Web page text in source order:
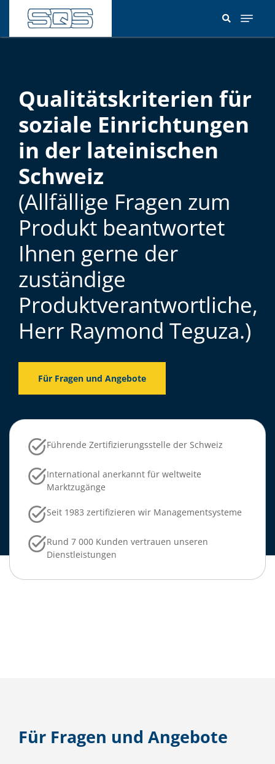
Inhalt
Qualitätskriterien für
soziale Einrichtungen
in der lateinischen
Schweiz
(Allfällige Fragen zum
Produkt beantwortet
Ihnen gerne der
zuständige
Produktverantwortliche,
Herr Raymond Teguza.)
Für Fragen und Angebote
Führende Zertifizierungsstelle der Schweiz
International anerkannt für weltweite
Marktzugänge
Seit 1983 zertifizieren wir Managementsysteme
Rund 7 000 Kunden vertrauen unseren
Dienstleistungen
Für Fragen und Angebote